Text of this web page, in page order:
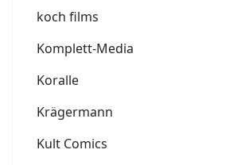
koch films
Komplett-Media
Koralle
Krägermann
Kult Comics